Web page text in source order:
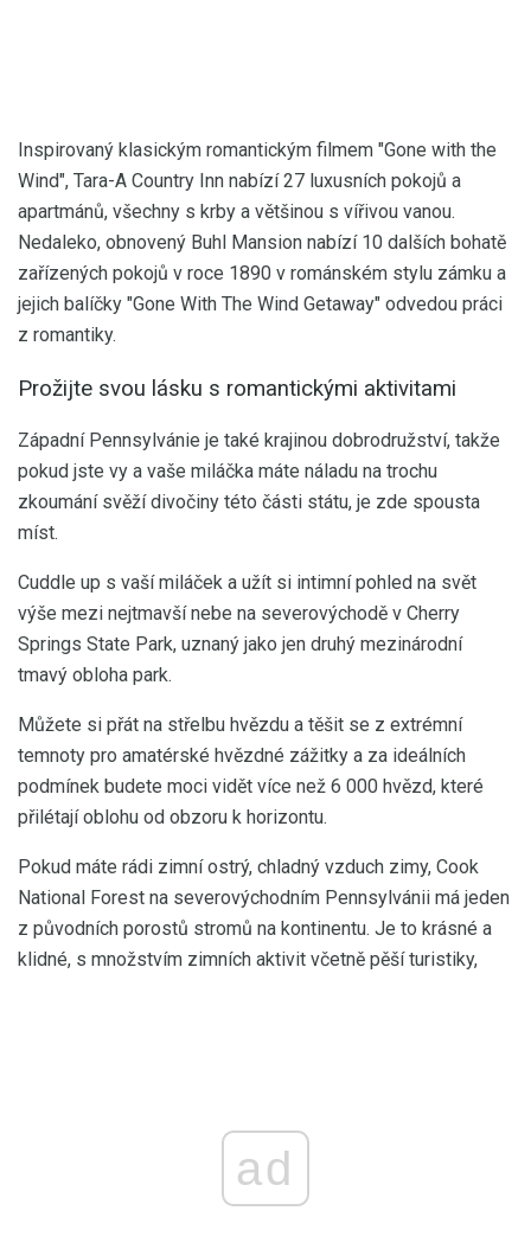
Inspirovaný klasickým romantickým filmem "Gone with the
Wind", Tara-A Country Inn nabízí 27 luxusních pokojů a
apartmánů, všechny s krby a většinou s vířivou vanou.
Nedaleko, obnovený Buhl Mansion nabízí 10 dalších bohatě
zařízených pokojů v roce 1890 v románském stylu zámku a
jejich balíčky "Gone With The Wind Getaway" odvedou práci
z romantiky.
Prožijte svou lásku s romantickými aktivitami
Západní Pennsylvánie je také krajinou dobrodružství, takže
pokud jste vy a vaše miláčka máte náladu na trochu
zkoumání svěží divočiny této části státu, je zde spousta
míst.
Cuddle up s vaší miláček a užít si intimní pohled na svět
výše mezi nejtmavší nebe na severovýchodě v Cherry
Springs State Park, uznaný jako jen druhý mezinárodní
tmavý obloha park.
Můžete si přát na střelbu hvězdu a těšit se z extrémní
temnoty pro amatérské hvězdné zážitky a za ideálních
podmínek budete moci vidět více než 6 000 hvězd, které
přilétají oblohu od obzoru k horizontu.
Pokud máte rádi zimní ostrý, chladný vzduch zimy, Cook
National Forest na severovýchodním Pennsylvánii má jeden
z původních porostů stromů na kontinentu. Je to krásné a
klidné, s množstvím zimních aktivit včetně pěší turistiky,
ad